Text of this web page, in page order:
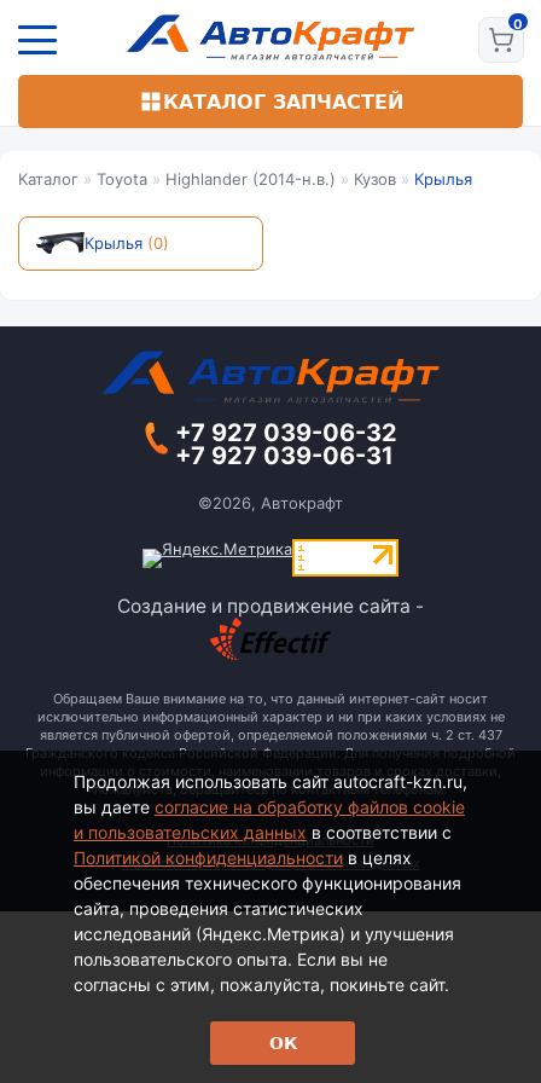
основному
КАТАЛОГ ЗАПЧАСТЕЙ
Каталог » Toyota » Highlander (2014-н.в.) » Кузов » Крылья
Крылья (0)
+7 927 039-06-32
+7 927 039-06-31
©2026, Автокрафт
Создание и продвижение сайта -
Обращаем Ваше внимание на то, что данный интернет-сайт носит
исключительно информационный характер и ни при каких условиях не
является публичной офертой, определяемой положениями ч. 2 ст. 437
Гражданского кодекса Российской Федерации. Для получения подробной
информации о стоимости, наименовании товаров и сроках доставки,
пожалуйста, обращайтесь по контактным телефонам.
Политика конфиденциальности
Согласие на обработку персональных данных
Продолжая использовать сайт autocraft-kzn.ru,
вы даете согласие на обработку файлов cookie
и пользовательских данных в соответствии с
Политикой конфиденциальностив целях
обеспечения технического функционирования
сайта, проведения статистических
исследований (Яндекс.Метрика) и улучшения
пользовательского опыта. Если вы не
согласны с этим, пожалуйста, покиньте сайт.
ОК